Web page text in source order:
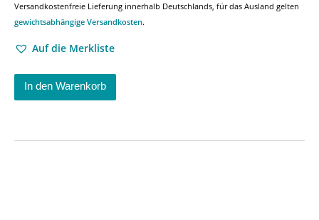
Versandkostenfreie Lieferung innerhalb Deutschlands, für das Ausland gelten
gewichtsabhängige Versandkosten.
Auf die Merkliste
In den Warenkorb